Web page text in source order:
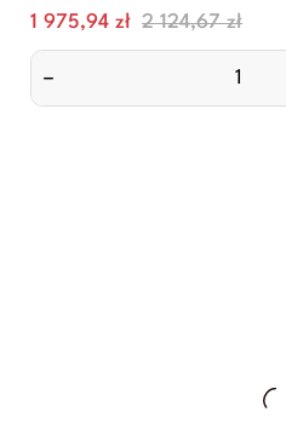
Cena
1 975,94 zł Normalna
cena
2 124,67 zł
–